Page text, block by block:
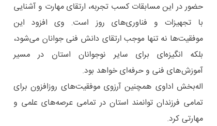
حضور در این مسابقات کسب تجربه، ارتقای مهارت و آشنایی
با تجهیزات و فناوری‌های روز است. وی افزود این
موفقیت‌ها نه تنها موجب ارتقای دانش فنی جوانان می‌شود،
بلکه انگیزه‌ای برای سایر نوجوانان استان در مسیر
آموزش‌های فنی و حرفه‌ای خواهد بود.
اله‌بخش اداوی همچنین آرزوی موفقیت‌های روزافزون برای
تمامی فرزندان توانمند استان در تمامی عرصه‌های علمی و
مهارتی کرد.